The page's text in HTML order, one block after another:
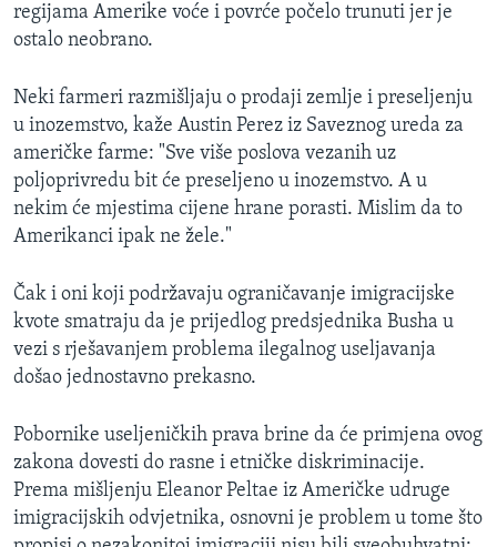
regijama Amerike voće i povrće počelo trunuti jer je
ostalo neobrano.
Neki farmeri razmišljaju o prodaji zemlje i preseljenju
u inozemstvo, kaže Austin Perez iz Saveznog ureda za
američke farme: "Sve više poslova vezanih uz
poljoprivredu bit će preseljeno u inozemstvo. A u
nekim će mjestima cijene hrane porasti. Mislim da to
Amerikanci ipak ne žele."
Čak i oni koji podržavaju ograničavanje imigracijske
kvote smatraju da je prijedlog predsjednika Busha u
vezi s rješavanjem problema ilegalnog useljavanja
došao jednostavno prekasno.
Pobornike useljeničkih prava brine da će primjena ovog
zakona dovesti do rasne i etničke diskriminacije.
Prema mišljenju Eleanor Peltae iz Američke udruge
imigracijskih odvjetnika, osnovni je problem u tome što